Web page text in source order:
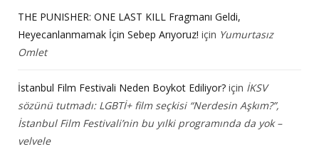
THE PUNISHER: ONE LAST KILL Fragmanı Geldi,
Heyecanlanmamak İçin Sebep Arıyoruz! için Yumurtasız
Omlet
İstanbul Film Festivali Neden Boykot Ediliyor? için İKSV
sözünü tutmadı: LGBTİ+ film seçkisi “Nerdesin Aşkım?”,
İstanbul Film Festivali’nin bu yılki programında da yok –
velvele